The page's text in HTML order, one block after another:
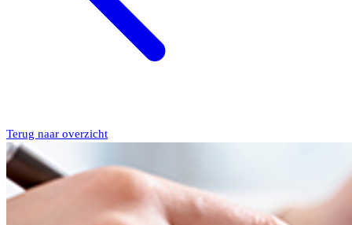
Terug naar overzicht